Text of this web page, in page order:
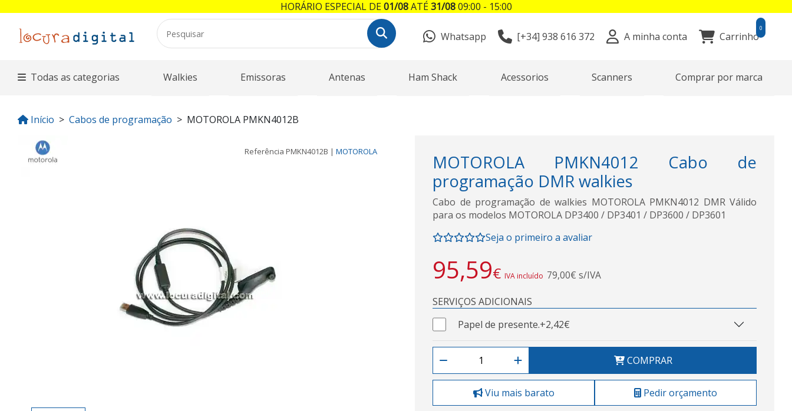
Whatsapp [+34] 938 616 372 A minha conta Carrinho
0
Todas as categorias Walkies Emissoras Antenas Ham Shack Acessorios Scanners Comprar por marca
Início Cabos de programação MOTOROLA PMKN4012B
Referência PMKN4012B | MOTOROLA
MOTOROLA PMKN4012 Cabo de
programação DMR walkies
Cabo de programação de walkies MOTOROLA PMKN4012 DMR Válido
para os modelos MOTOROLA DP3400 / DP3401 / DP3600 / DP3601
Seja o primeiro a avaliar
95,59€ IVA incluído 79,00€ s/IVA
SERVIÇOS ADICIONAIS
Papel de presente.+2,42€
COMPRAR
Viu mais barato Pedir orçamento
HORÁRIO ESPECIAL DE01/08ATÉ31/0809:00 - 15:00